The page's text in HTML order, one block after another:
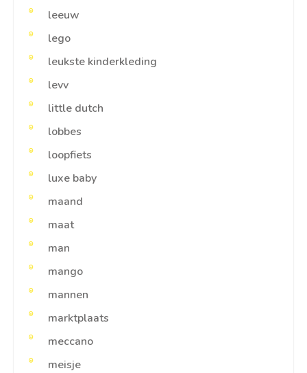
leeuw
lego
leukste kinderkleding
levv
little dutch
lobbes
loopfiets
luxe baby
maand
maat
man
mango
mannen
marktplaats
meccano
meisje